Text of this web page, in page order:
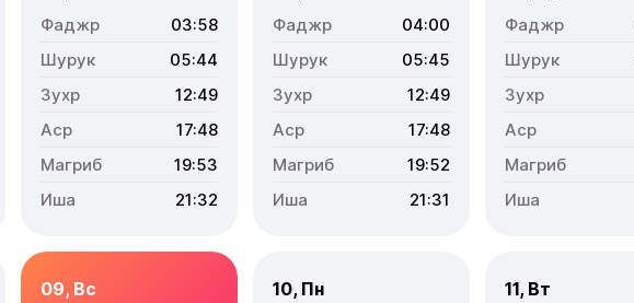
03:58
05:44
12:49
17:48
19:53
21:32
04:00
05:45
12:49
17:48
19:52
21:31
09, Вс 10, Пн 11, Вт